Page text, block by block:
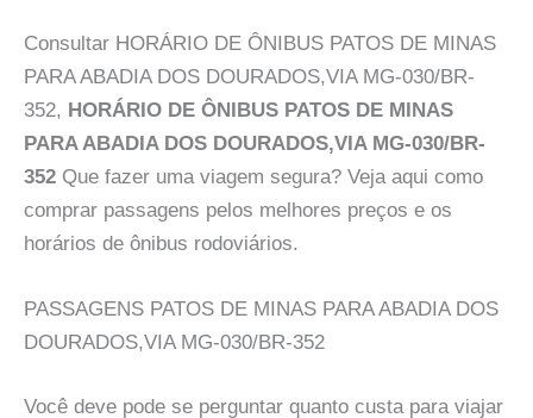
Consultar HORÁRIO DE ÔNIBUS PATOS DE MINAS
PARA ABADIA DOS DOURADOS,VIA MG-030/BR-
352, HORÁRIO DE ÔNIBUS PATOS DE MINAS
PARA ABADIA DOS DOURADOS,VIA MG-030/BR-
352 Que fazer uma viagem segura? Veja aqui como
comprar passagens pelos melhores preços e os
horários de ônibus rodoviários.
PASSAGENS PATOS DE MINAS PARA ABADIA DOS
DOURADOS,VIA MG-030/BR-352
Você deve pode se perguntar quanto custa para viajar